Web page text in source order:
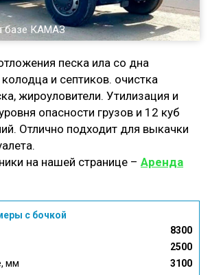
базе КАМАЗ
песка ила со дна
и септиков. очистка
жироуловители. Утилизация и
опасности грузов и 12 куб
Отлично подходит для выкачки
на нашей странице – Аренда
с бочкой
8300
2500
мм
3100